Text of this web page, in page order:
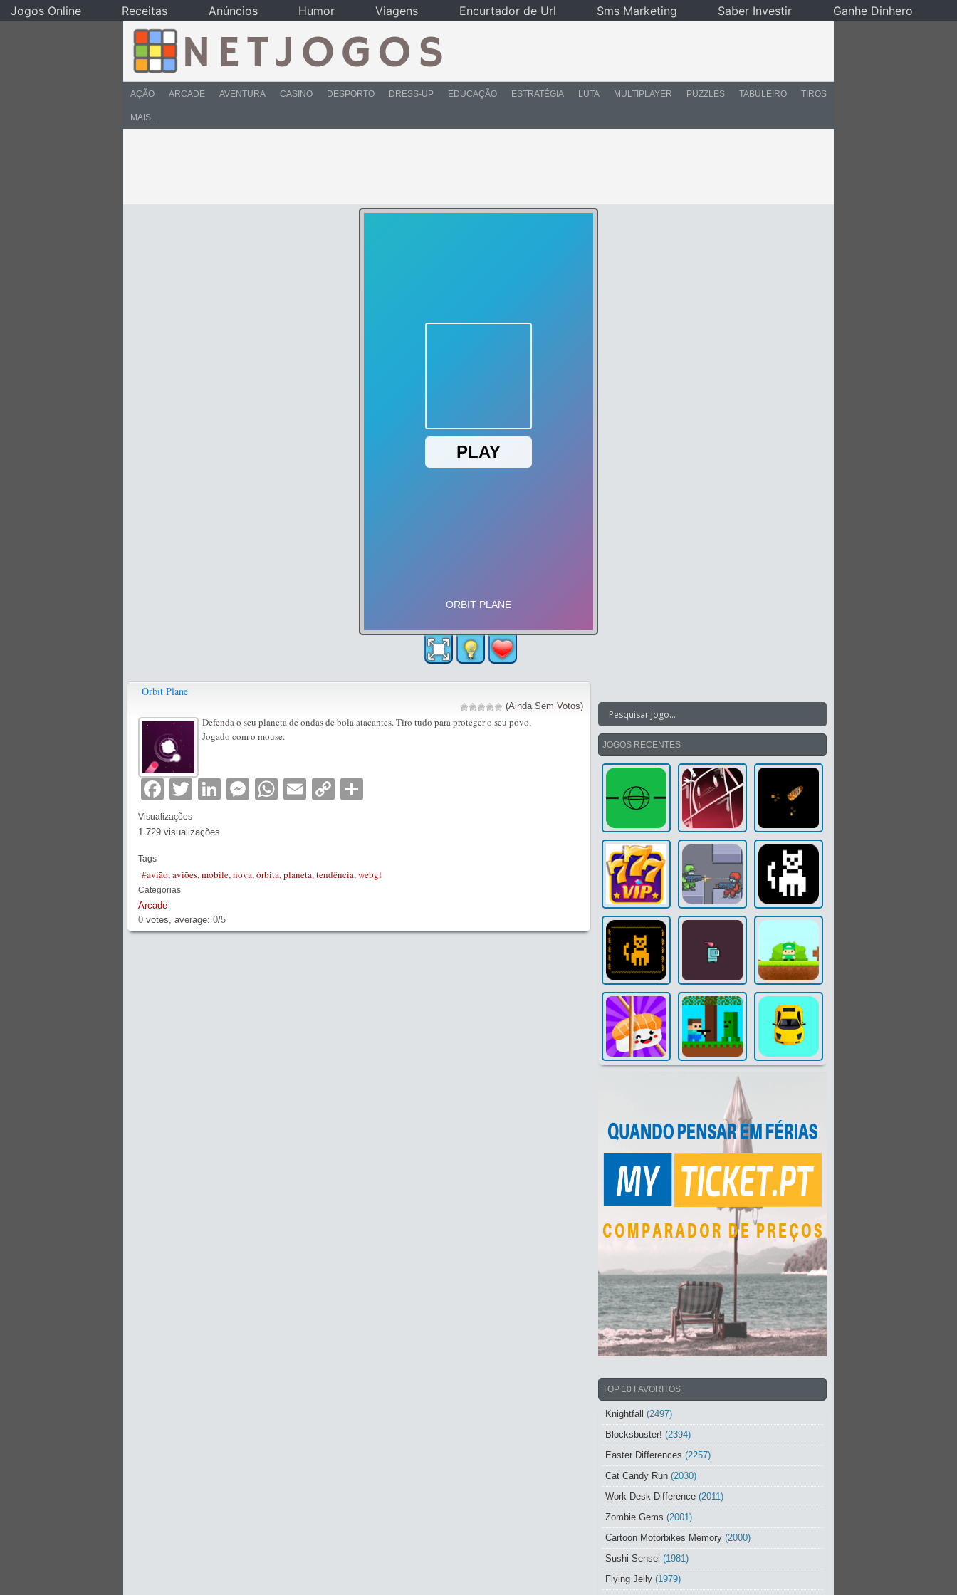
AÇÃO ARCADE AVENTURA CASINO DESPORTO DRESS-UP EDUCAÇÃO ESTRATÉGIA LUTA MULTIPLAYER PUZZLES TABULEIRO TIROS
MAIS…
Orbit Plane
(Ainda Sem Votos)
Defenda o seu planeta de ondas de bola atacantes. Tiro tudo para proteger o seu povo.
Jogado com o mouse.
Facebook
TwitterLinkedIn
Messenger
WhatsApp
EmailCopy
Visualizações
1.729 visualizações
Tags
#avião,aviões,mobile,nova,órbita,planeta,tendência,webgl
Categorias
Arcade
0 votes, average: 0/5
JOGOS RECENTES
TOP 10 FAVORITOS
Knightfall (2497)
Blocksbuster! (2394)
Easter Differences (2257)
Cat Candy Run (2030)
Work Desk Difference (2011)
Zombie Gems (2001)
Cartoon Motorbikes Memory (2000)
Sushi Sensei (1981)
Flying Jelly (1979)
Jogos Online Receitas Anúncios Humor Viagens Encurtador de Url Sms Marketing Saber Investir Ganhe Dinhero